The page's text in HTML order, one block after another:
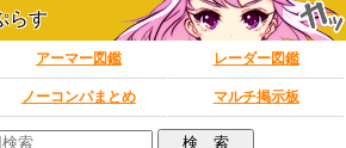
らす
アーマー図鑑 レーダー図鑑
ノーコンパまとめ マルチ掲示板